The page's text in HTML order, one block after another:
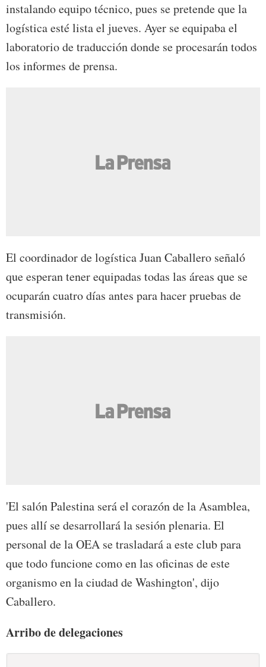
instalando equipo técnico, pues se pretende que la
logística esté lista el jueves. Ayer se equipaba el
laboratorio de traducción donde se procesarán todos
los informes de prensa.
El coordinador de logística Juan Caballero señaló
que esperan tener equipadas todas las áreas que se
ocuparán cuatro días antes para hacer pruebas de
transmisión.
'El salón Palestina será el corazón de la Asamblea,
pues allí se desarrollará la sesión plenaria. El
personal de la OEA se trasladará a este club para
que todo funcione como en las oficinas de este
organismo en la ciudad de Washington', dijo
Caballero.
Arribo de delegaciones